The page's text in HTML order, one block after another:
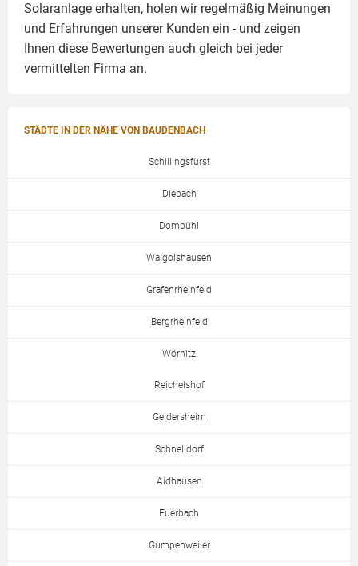
Solaranlage erhalten, holen wir regelmäßig Meinungen
und Erfahrungen unserer Kunden ein - und zeigen
Ihnen diese Bewertungen auch gleich bei jeder
vermittelten Firma an.
STÄDTE IN DER NÄHE VON BAUDENBACH
Schillingsfürst
Diebach
Dombühl
Waigolshausen
Grafenrheinfeld
Bergrheinfeld
Wörnitz
Reichelshof
Geldersheim
Schnelldorf
Aidhausen
Euerbach
Gumpenweiler